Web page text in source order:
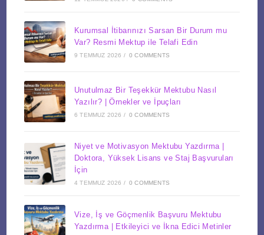
Kurumsal İtibarınızı Sarsan Bir Durum mu
Var? Resmi Mektup ile Telafi Edin
9 TEMMUZ 2026 / 0 COMMENTS
Unutulmaz Bir Teşekkür Mektubu Nasıl
Yazılır? | Örnekler ve İpuçları
6 TEMMUZ 2026 / 0 COMMENTS
Niyet ve Motivasyon Mektubu Yazdırma |
Doktora, Yüksek Lisans ve Staj Başvuruları
İçin
4 TEMMUZ 2026 / 0 COMMENTS
Vize, İş ve Göçmenlik Başvuru Mektubu
Yazdırma | Etkileyici ve İkna Edici Metinler